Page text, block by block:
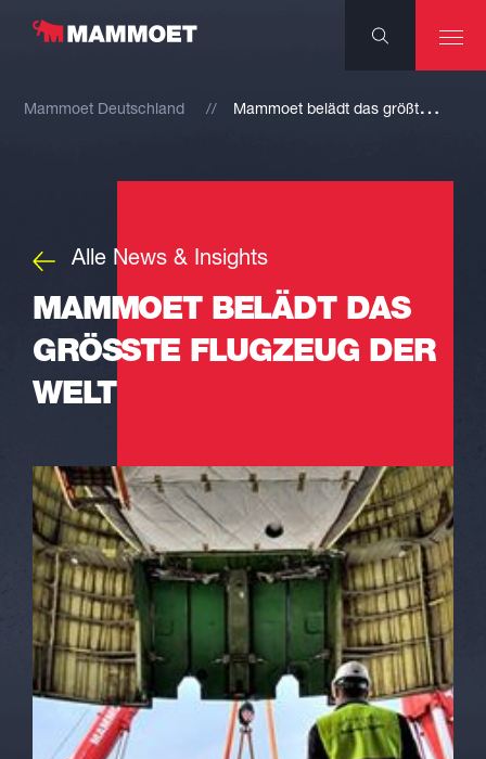
Mammoet Deutschland M
ammoet belädt das größte Flugzeug der Welt
Alle News & Insights
MAMMOET BELÄDT DAS
GRÖSSTE FLUGZEUG DER W
ELT